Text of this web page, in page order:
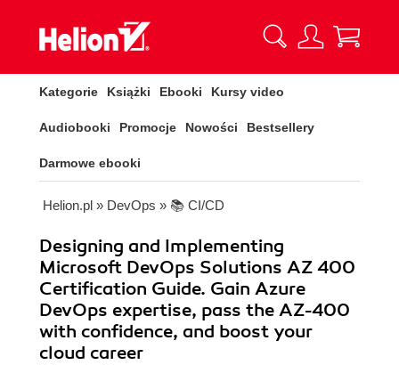
Kategorie Książki Ebooki Kursy video
Audiobooki Promocje Nowości Bestsellery
Darmowe ebooki
Helion.pl » DevOps » 📚 CI/CD
Designing and Implementing
Microsoft DevOps Solutions AZ 400
Certification Guide. Gain Azure
DevOps expertise, pass the AZ-400
with confidence, and boost your
cloud career